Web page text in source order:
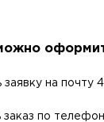
заявку на почту
по